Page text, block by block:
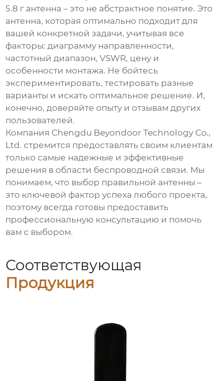
5.8 г антенна – это не абстрактное понятие. Это
антенна, которая оптимально подходит для
вашей конкретной задачи, учитывая все
факторы: диаграмму направленности,
частотный диапазон, VSWR, цену и
особенности монтажа. Не бойтесь
экспериментировать, тестировать разные
варианты и искать оптимальное решение. И,
конечно, доверяйте опыту и отзывам других
пользователей.
Компания Chengdu Beyondoor Technology Co.,
Ltd. стремится предоставлять своим клиентам
только самые надежные и эффективные
решения в области беспроводной связи. Мы
понимаем, что выбор правильной антенны –
это ключевой фактор успеха любого проекта,
поэтому всегда готовы предоставить
профессиональную консультацию и помочь
вам с выбором.
Соответствующая
Продукция